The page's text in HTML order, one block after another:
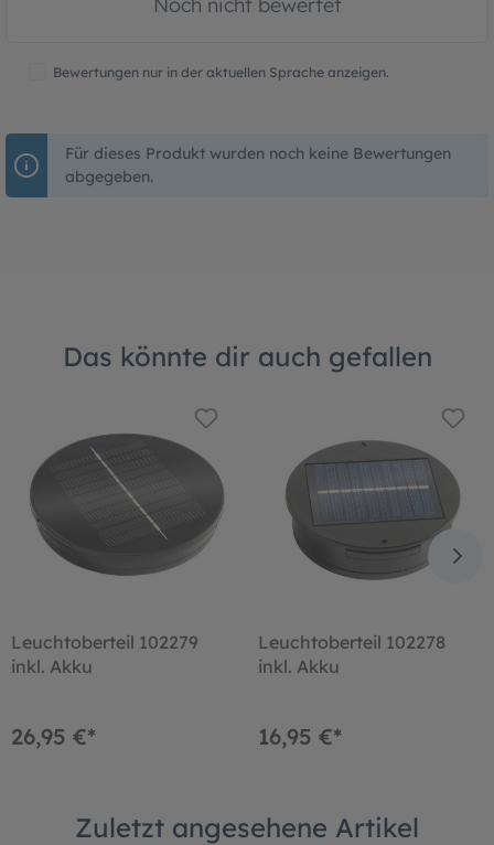
Bewertungen nur in der aktuellen Sprache anzeigen.
Für dieses Produkt wurden noch keine Bewertungen
abgegeben.
Das könnte dir auch gefallen
Leuchtoberteil 102279
inkl. Akku
26,95 €*
Leuchtoberteil 102278
inkl. Akku
16,95 €*
Zuletzt angesehene Artikel